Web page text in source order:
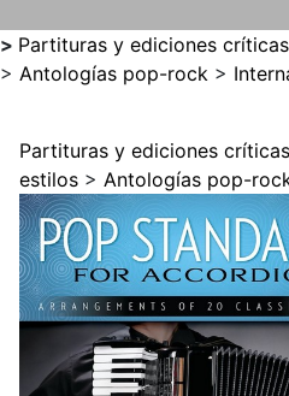
> Partituras y ediciones críticas
> Antologías pop-rock >
Partituras y ediciones críticas
estilos > Antologías pop-